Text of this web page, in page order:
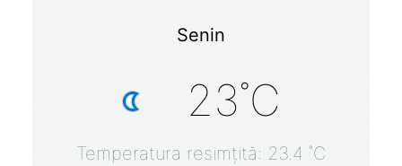
Senin
23˚C
Temperatura resimțită: 23.4 ˚C